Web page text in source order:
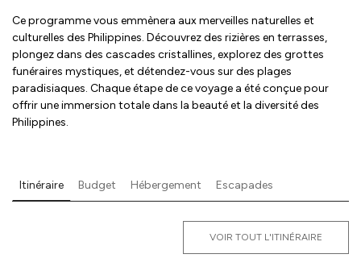
Ce programme vous emmènera aux merveilles naturelles et
culturelles des Philippines. Découvrez des rizières en terrasses,
plongez dans des cascades cristallines, explorez des grottes
funéraires mystiques, et détendez-vous sur des plages
paradisiaques. Chaque étape de ce voyage a été conçue pour
offrir une immersion totale dans la beauté et la diversité des
Philippines.
Itinéraire Budget Hébergement Escapades
VOIR TOUT L'ITINÉRAIRE